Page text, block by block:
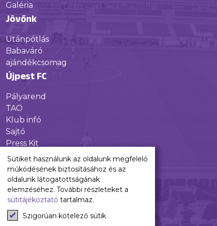
Galéria
Jövőnk
Utánpótlás
Babaváró
ajándékcsomag
Újpest FC
Pályarend
TAO
Klub infó
Sajtó
Press Kit
Újpest FC Shop
Digitális felületeink
Facebook
Instagram
Tiktok
Youtube
Sütiket használunk az oldalunk megfelelő
működésének biztosításához és az
oldalunk látogatottságának
elemzéséhez. További részleteket a
sütitájékoztató tartalmaz.
Szigorúan kötelező sütik